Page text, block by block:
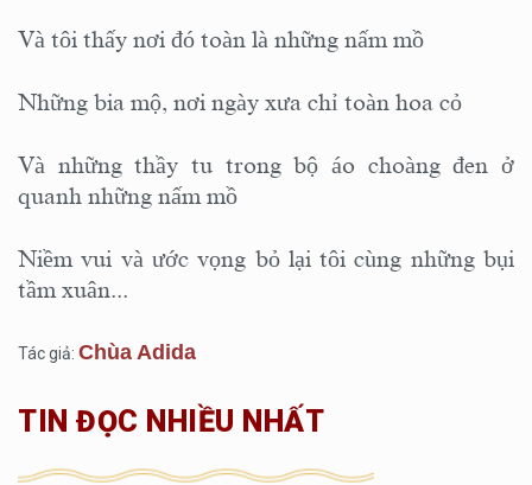
Và tôi thấy nơi đó toàn là những nấm mồ
Những bia mộ, nơi ngày xưa chỉ toàn hoa cỏ
Và những thầy tu trong bộ áo choàng đen ở
quanh những nấm mồ
Niềm vui và ước vọng bỏ lại tôi cùng những bụi
tầm xuân...
Tác giả: Chùa Adida
TIN ĐỌC NHIỀU NHẤT